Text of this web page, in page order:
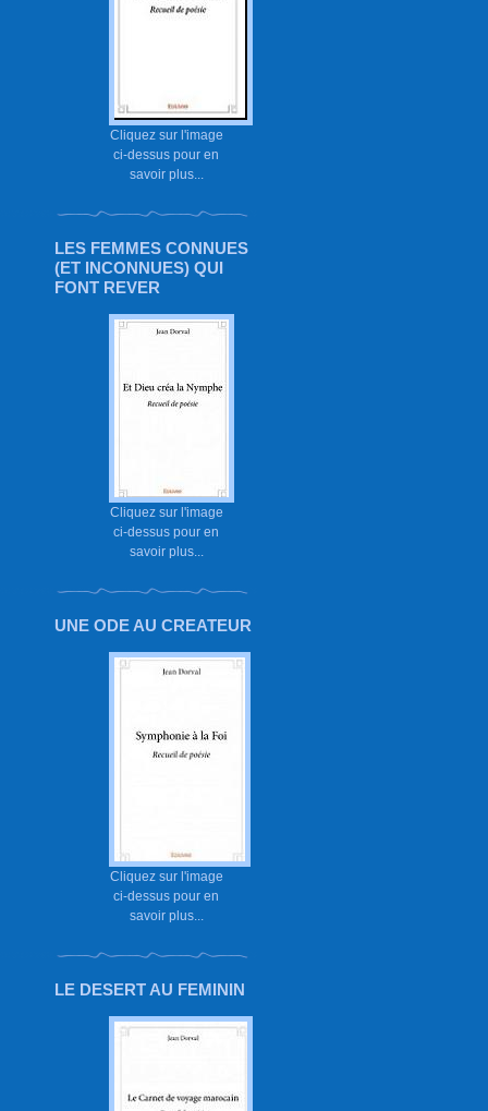
Cliquez sur l'image
ci-dessus pour en
savoir plus...
LES FEMMES CONNUES
(ET INCONNUES) QUI
FONT REVER
Cliquez sur l'image
ci-dessus pour en
savoir plus...
UNE ODE AU CREATEUR
Cliquez sur l'image
ci-dessus pour en
savoir plus...
LE DESERT AU FEMININ